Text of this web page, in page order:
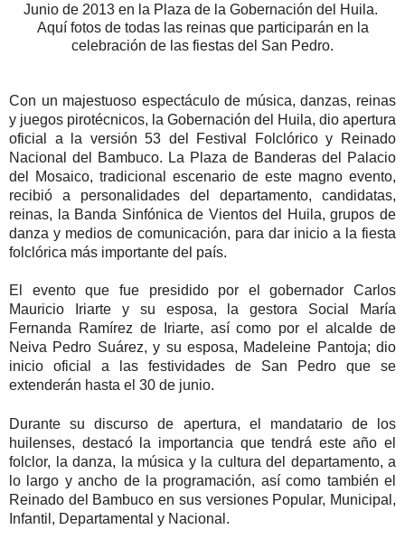
Junio de 2013 en la Plaza de la Gobernación del Huila.
Aquí fotos de todas las reinas que participarán en la
celebración de las fiestas del San Pedro.
Con un majestuoso espectáculo de música, danzas, reinas
y juegos pirotécnicos, la Gobernación del Huila, dio apertura
oficial a la versión 53 del Festival Folclórico y Reinado
Nacional del Bambuco. La Plaza de Banderas del Palacio
del Mosaico, tradicional escenario de este magno evento,
recibió a personalidades del departamento, candidatas,
reinas, la Banda Sinfónica de Vientos del Huila, grupos de
danza y medios de comunicación, para dar inicio a la fiesta
folclórica más importante del país.
El evento que fue presidido por el gobernador Carlos
Mauricio Iriarte y su esposa, la gestora Social María
Fernanda Ramírez de Iriarte, así como por el alcalde de
Neiva Pedro Suárez, y su esposa, Madeleine Pantoja; dio
inicio oficial a las festividades de San Pedro que se
extenderán hasta el 30 de junio.
Durante su discurso de apertura, el mandatario de los
huilenses, destacó la importancia que tendrá este año el
folclor, la danza, la música y la cultura del departamento, a
lo largo y ancho de la programación, así como también el
Reinado del Bambuco en sus versiones Popular, Municipal,
Infantil, Departamental y Nacional.